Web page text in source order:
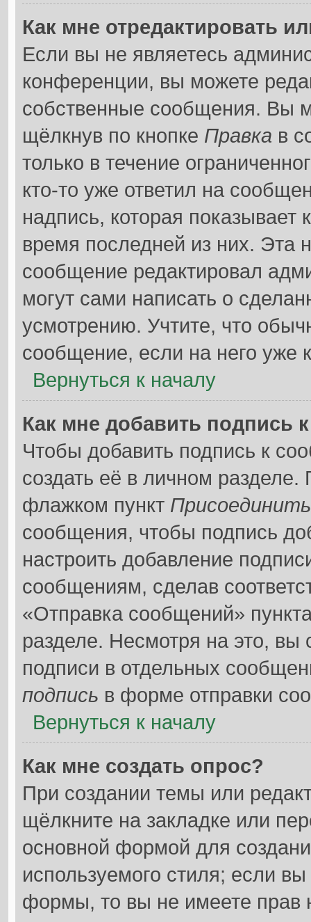
Как мне отредактировать
Если вы не являетесь
конференции, вы можете
собственные сообщения. Вы
щёлкнув по кнопке Правка в
только в течение
кто-то уже ответил на
надпись, которая показывает
время последней из них. Эта
сообщение редактировал
могут сами написать о
усмотрению. Учтите, что
сообщение, если на него уже
Вернуться к началу
Как мне добавить подпись
Чтобы добавить подпись к
создать её в личном
флажком пункт
сообщения, чтобы подпись
настроить добавление
сообщениям, сделав
«Отправка сообщений»
разделе. Несмотря на это, вы
подписи в отдельных
подпись в форме отправки
Вернуться к началу
Как мне создать опрос?
При создании темы или
щёлкните на закладке или
основной формой для
используемого стиля; если
формы, то вы не имеете прав